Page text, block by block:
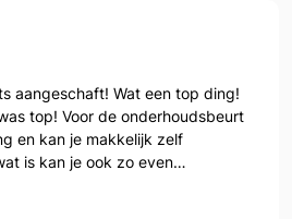
aangeschaft! Wat een top ding!
en kan je makkelijk zelf
is kan je ook zo even